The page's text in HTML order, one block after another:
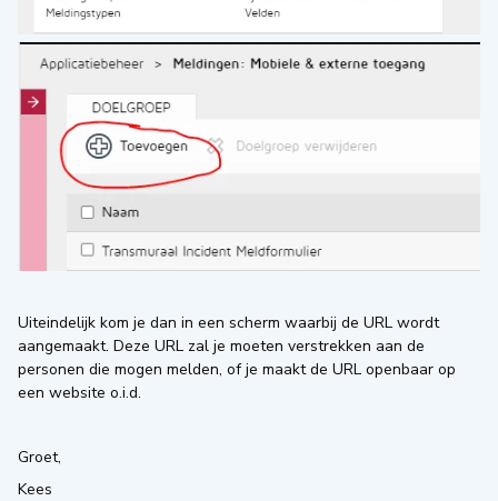
Uiteindelijk kom je dan in een scherm waarbij de URL wordt
aangemaakt. Deze URL zal je moeten verstrekken aan de
personen die mogen melden, of je maakt de URL openbaar op
een website o.i.d.
Groet,
Kees